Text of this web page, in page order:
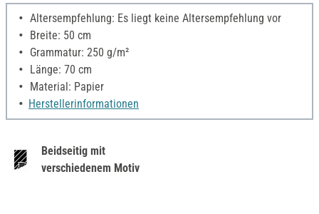
Altersempfehlung: Es liegt keine Altersempfehlung vor
Breite: 50 cm
Grammatur: 250 g/m²
Länge: 70 cm
Material: Papier
Herstellerinformationen
Beidseitig mit
verschiedenem Motiv